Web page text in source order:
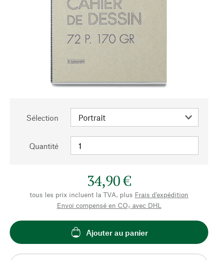
Sélection
Quantité
34,90 €
tous les prix incluent la TVA, plus Frais d'expédition
Envoi compensé en CO₂ avec DHL
Ajouter au panier